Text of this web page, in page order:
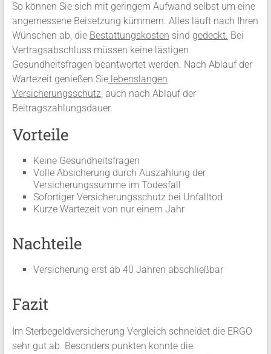
So können Sie sich mit geringem Aufwand selbst um eine
angemessene Beisetzung kümmern. Alles läuft nach Ihren
Wünschen ab, die Bestattungskosten sind gedeckt. Bei
Vertragsabschluss müssen keine lästigen
Gesundheitsfragen beantwortet werden. Nach Ablauf der
Wartezeit genießen Sielebenslangen
Versicherungsschutz, auch nach Ablauf der
Beitragszahlungsdauer.
Vorteile
Keine Gesundheitsfragen
Volle Absicherung durch Auszahlung der
Versicherungssumme im Todesfall
Sofortiger Versicherungsschutz bei Unfalltod
Kurze Wartezeit von nur einem Jahr
Nachteile
Versicherung erst ab 40 Jahren abschließbar
Fazit
Im Sterbegeldversicherung Vergleich schneidet die ERGO
sehr gut ab. Besonders punkten konnte die